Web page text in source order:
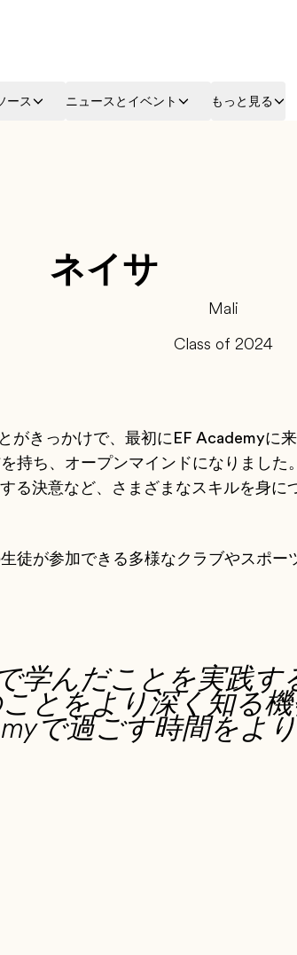
ース ニュースとイベント もっと見る
ネイサ
Mali
Class of 2024
がきっかけで、最初にEF Academyに
持ち、オープンマインドになりました
る決意など、さまざまなスキルを身に
徒が参加できる多様なクラブやスポー
学んだことを実践す
とをより深く知る
で過ごす時間をよ